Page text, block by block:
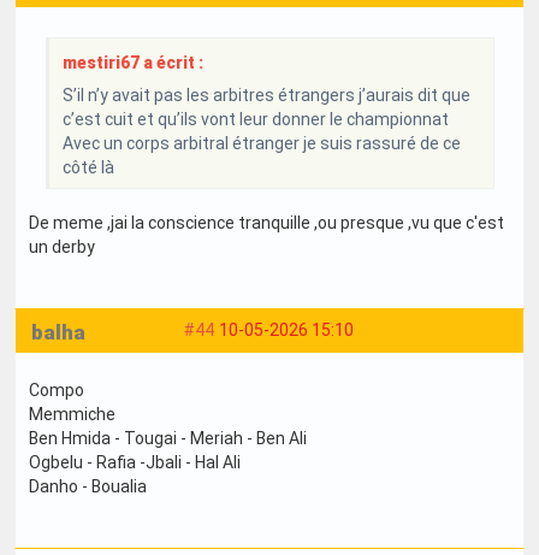
mestiri67 a écrit :
S’il n’y avait pas les arbitres étrangers j’aurais dit que
c’est cuit et qu’ils vont leur donner le championnat
Avec un corps arbitral étranger je suis rassuré de ce
côté là
De meme ,jai la conscience tranquille ,ou presque ,vu que c'est
un derby
#44 10-05-2026 15:10
balha
Compo
Memmiche
Ben Hmida - Tougai - Meriah - Ben Ali
Ogbelu - Rafia -Jbali - Hal Ali
Danho - Boualia